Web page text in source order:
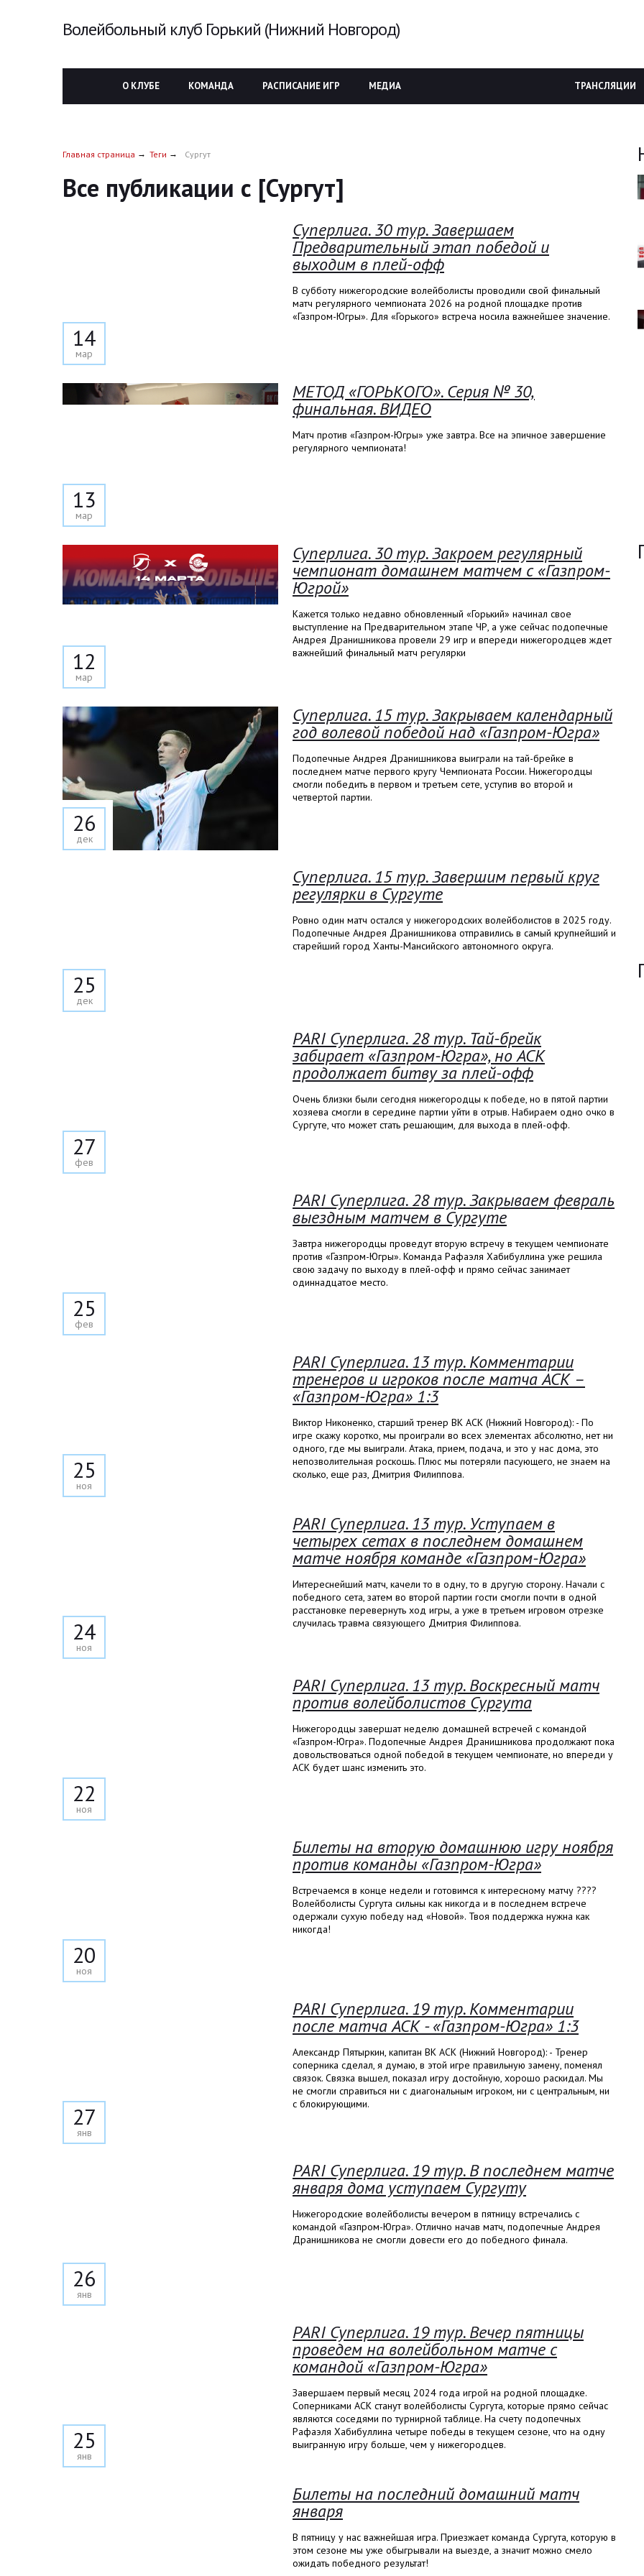
Волейбольный клуб Горький (Нижний Новгород)
О КЛУБЕ КОМАНДА РАСПИСАНИЕ ИГР МЕДИА ТРАНСЛЯЦИИ
Главная страница Теги Сургут
Все публикации с [Сургут]
14
мар
Суперлига. 30 тур. Завершаем
Предварительный этап победой и
выходим в плей-офф
В субботу нижегородские волейболисты проводили свой финальный
матч регулярного чемпионата 2026 на родной площадке против
«Газпром-Югры». Для «Горького» встреча носила важнейшее значение.
13
мар
МЕТОД «ГОРЬКОГО». Серия № 30,
финальная. ВИДЕО
Матч против «Газпром-Югры» уже завтра. Все на эпичное завершение
регулярного чемпионата!
12
мар
Суперлига. 30 тур. Закроем регулярный
чемпионат домашнем матчем с «Газпром-
Югрой»
Кажется только недавно обновленный «Горький» начинал свое
выступление на Предварительном этапе ЧР, а уже сейчас подопечные
Андрея Дранишникова провели 29 игр и впереди нижегородцев ждет
важнейший финальный матч регулярки
26
дек
Суперлига. 15 тур. Закрываем календарный
год волевой победой над «Газпром-Югра»
Подопечные Андрея Дранишникова выиграли на тай-брейке в
последнем матче первого кругу Чемпионата России. Нижегородцы
смогли победить в первом и третьем сете, уступив во второй и
четвертой партии.
25
дек
Суперлига. 15 тур. Завершим первый круг
регулярки в Сургуте
Ровно один матч остался у нижегородских волейболистов в 2025 году.
Подопечные Андрея Дранишникова отправились в самый крупнейший и
старейший город Ханты-Мансийского автономного округа.
27
фев
PARI Суперлига. 28 тур. Тай-брейк
забирает «Газпром-Югра», но АСК
продолжает битву за плей-офф
Очень близки были сегодня нижегородцы к победе, но в пятой партии
хозяева смогли в середине партии уйти в отрыв. Набираем одно очко в
Сургуте, что может стать решающим, для выхода в плей-офф.
25
фев
PARI Суперлига. 28 тур. Закрываем февраль
выездным матчем в Сургуте
Завтра нижегородцы проведут вторую встречу в текущем чемпионате
против «Газпром-Югры». Команда Рафаэля Хабибуллина уже решила
свою задачу по выходу в плей-офф и прямо сейчас занимает
одиннадцатое место.
25
ноя
PARI Суперлига. 13 тур. Комментарии
тренеров и игроков после матча АСК –
«Газпром-Югра» 1:3
Виктор Никоненко, старший тренер ВК АСК (Нижний Новгород): - По
игре скажу коротко, мы проиграли во всех элементах абсолютно, нет ни
одного, где мы выиграли. Атака, прием, подача, и это у нас дома, это
непозволительная роскошь. Плюс мы потеряли пасующего, не знаем на
сколько, еще раз, Дмитрия Филиппова.
24
ноя
PARI Суперлига. 13 тур. Уступаем в
четырех сетах в последнем домашнем
матче ноября команде «Газпром-Югра»
Интереснейший матч, качели то в одну, то в другую сторону. Начали с
победного сета, затем во второй партии гости смогли почти в одной
расстановке перевернуть ход игры, а уже в третьем игровом отрезке
случилась травма связующего Дмитрия Филиппова.
22
ноя
PARI Суперлига. 13 тур. Воскресный матч
против волейболистов Сургута
Нижегородцы завершат неделю домашней встречей с командой
«Газпром-Югра». Подопечные Андрея Дранишникова продолжают пока
довольствоваться одной победой в текущем чемпионате, но впереди у
АСК будет шанс изменить это.
20
ноя
Билеты на вторую домашнюю игру ноября
против команды «Газпром-Югра»
Встречаемся в конце недели и готовимся к интересному матчу ????
Волейболисты Сургута сильны как никогда и в последнем встрече
одержали сухую победу над «Новой». Твоя поддержка нужна как
никогда!
27
янв
PARI Суперлига. 19 тур. Комментарии
после матча АСК - «Газпром-Югра» 1:3
Александр Пятыркин, капитан ВК АСК (Нижний Новгород): - Тренер
соперника сделал, я думаю, в этой игре правильную замену, поменял
связок. Связка вышел, показал игру достойную, хорошо раскидал. Мы
не смогли справиться ни с диагональным игроком, ни с центральным, ни
с блокирующими.
26
янв
PARI Суперлига. 19 тур. В последнем матче
января дома уступаем Сургуту
Нижегородские волейболисты вечером в пятницу встречались с
командой «Газпром-Югра». Отлично начав матч, подопечные Андрея
Дранишникова не смогли довести его до победного финала.
25
янв
PARI Суперлига. 19 тур. Вечер пятницы
проведем на волейбольном матче с
командой «Газпром-Югра»
Завершаем первый месяц 2024 года игрой на родной площадке.
Соперниками АСК станут волейболисты Сургута, которые прямо сейчас
являются соседями по турнирной таблице. На счету подопечных
Рафаэля Хабибуллина четыре победы в текущем сезоне, что на одну
выигранную игру больше, чем у нижегородцев.
Билеты на последний домашний матч
января
В пятницу у нас важнейшая игра. Приезжает команда Сургута, которую в
этом сезоне мы уже обыгрывали на выезде, а значит можно смело
ожидать победного результат!